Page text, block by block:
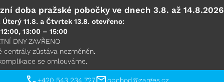
doba pražské pobočky ve dnech 3.8. až 14.8.2026
11.8. a Čtvrtek 13.8. otevřeno:
13:00 – 15:00
DNY ZAVŘENO
centrály zůstáva nezměněn.
se omlouváme.
+420 543 234 727 obchod@zarges.cz